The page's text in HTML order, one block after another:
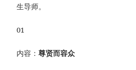
生导师。
01
内容：尊贤而容众